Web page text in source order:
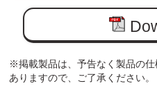
※掲載製品は、予告なく製品の
ありますので、ご了承ください。